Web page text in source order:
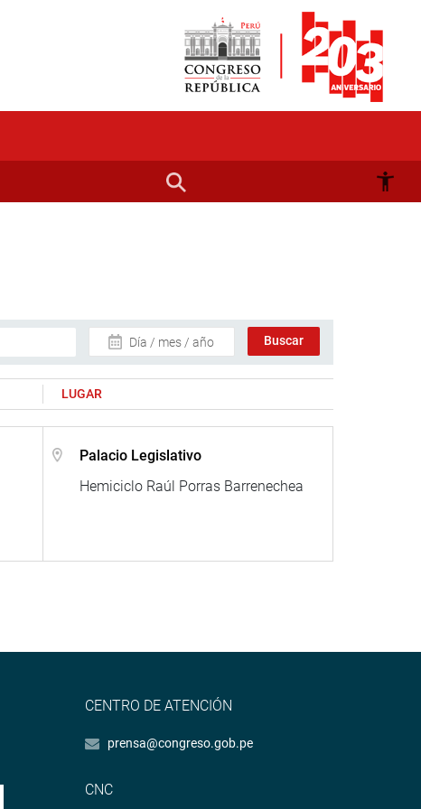
Día / mes / año
LUGAR
Palacio Legislativo
Hemiciclo Raúl Porras Barrenechea
CENTRO DE ATENCIÓN
prensa@congreso.gob.pe
CNC